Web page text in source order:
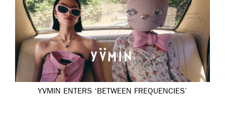
YVMIN ENTERS ‘BETWEEN FREQUENCIES’